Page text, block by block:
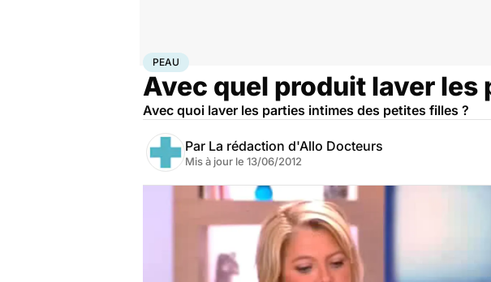
AccueilSanté
PEAU
Avec quel produit laver
Avec quoi laver les parties intimes des petites filles ?
Par La rédaction d'Allo Docteurs
Mis à jour le 13/06/2012